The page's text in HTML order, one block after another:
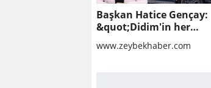
Başkan Hatice Gençay:
&quot;Didim'in her
noktasında gece gündüz
sahadayız&quot;
www.zeybekhaber.com